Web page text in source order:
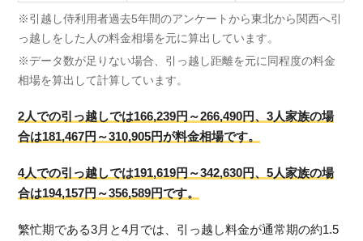
※引越し侍利用者過去5年間のアンケートから東北から関西へ引
っ越しをした人の料金相場を元に算出しています。
※データ数が足りない場合、引っ越し距離を元に同程度の料金
相場を算出して計算しています。
2人での引っ越しでは166,239円～266,490円、3人家族の場
合は181,467円～310,905円が料金相場です。
4人での引っ越しでは191,619円～342,630円、5人家族の場
合は194,157円～356,589円です。
繁忙期である3月と4月では、引っ越し料金が通常期の約1.5